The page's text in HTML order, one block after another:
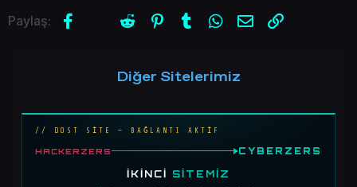
Paylaş: FacebookX (Twitter)
Reddit PinterestTumblr WhatsApp
E-posta
Diğer Sitelerimiz
// DOST SİTE — BAĞLANTI AKTİF
HACKERZERS CYBERZERS
İKINCI SITEMIZ